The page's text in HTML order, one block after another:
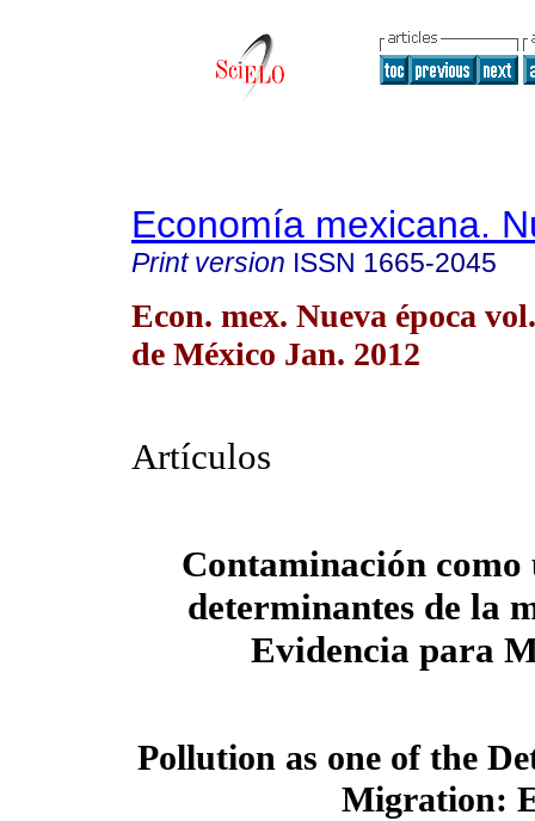
Economía mexicana.
Print version ISSN 1665-2045
Econ. mex. Nueva época
de México Jan. 2012
Artículos
Contaminación como
determinantes de la
Evidencia para
Pollution as one of the
Migration: